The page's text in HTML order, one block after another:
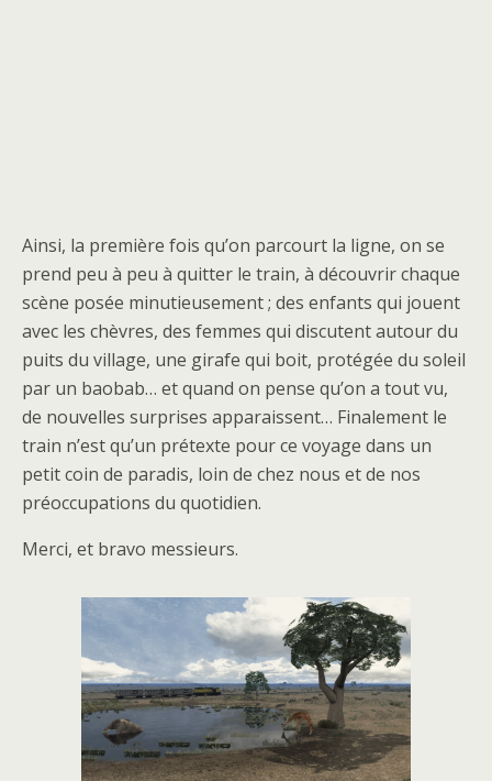
Ainsi, la première fois qu’on parcourt la ligne, on se
prend peu à peu à quitter le train, à découvrir chaque
scène posée minutieusement ; des enfants qui jouent
avec les chèvres, des femmes qui discutent autour du
puits du village, une girafe qui boit, protégée du soleil
par un baobab… et quand on pense qu’on a tout vu,
de nouvelles surprises apparaissent… Finalement le
train n’est qu’un prétexte pour ce voyage dans un
petit coin de paradis, loin de chez nous et de nos
préoccupations du quotidien.
Merci, et bravo messieurs.